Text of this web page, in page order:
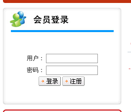
用户：
密码：